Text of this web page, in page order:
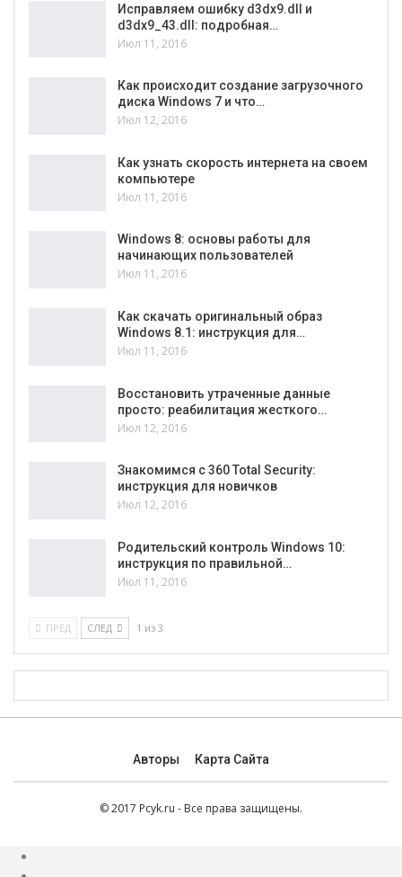
Исправляем ошибку d3dx9.dll и
d3dx9_43.dll: подробная…
Июл 11, 2016
Как происходит создание загрузочного
диска Windows 7 и что…
Июл 12, 2016
Как узнать скорость интернета на своем
компьютере
Июл 11, 2016
Windows 8: основы работы для
начинающих пользователей
Июл 11, 2016
Как скачать оригинальный образ
Windows 8.1: инструкция для…
Июл 11, 2016
Восстановить утраченные данные
просто: реабилитация жесткого…
Июл 12, 2016
Знакомимся с 360 Total Security:
инструкция для новичков
Июл 12, 2016
Родительский контроль Windows 10:
инструкция по правильной…
Июл 11, 2016
ПРЕД СЛЕД 1 из 3
Авторы Карта Сайта
© 2017 Pcyk.ru - Все права защищены.